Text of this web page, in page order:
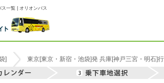
一覧 | オリオンバス
] 東京[東京・新宿・池袋]発 兵庫[神戸三宮・明石]